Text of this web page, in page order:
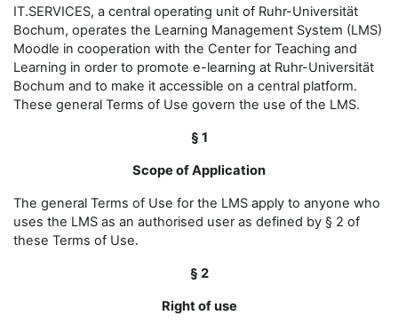
IT.SERVICES, a central operating unit of Ruhr-Universität
Bochum, operates the Learning Management System (LMS)
Moodle in cooperation with the Center for Teaching and
Learning in order to promote e-learning at Ruhr-Universität
Bochum and to make it accessible on a central platform.
These general Terms of Use govern the use of the LMS.
§ 1
Scope of Application
The general Terms of Use for the LMS apply to anyone who
uses the LMS as an authorised user as defined by § 2 of
these Terms of Use.
§ 2
Right of use